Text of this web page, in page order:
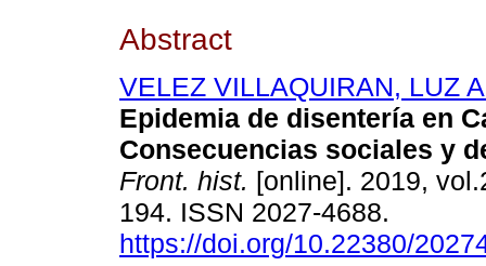
Abstract
VELEZ VILLAQUIRAN, LUZ
Epidemia de disentería en
Consecuencias sociales y
Front. hist. [online]. 2019,
194. ISSN 2027-4688.
https://doi.org/10.22380/